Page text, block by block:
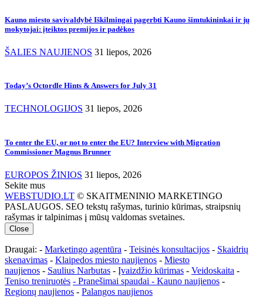
Kauno miesto savivaldybė Iškilmingai pagerbti Kauno šimtukininkai ir jų
mokytojai: įteiktos premijos ir padėkos
ŠALIES NAUJIENOS 31 liepos, 2026
Today’s Octordle Hints & Answers for July 31
TECHNOLOGIJOS 31 liepos, 2026
To enter the EU, or not to enter the EU? Interview with Migration
Commissioner Magnus Brunner
EUROPOS ŽINIOS 31 liepos, 2026
Sekite mus
WEBSTUDIO.LT © SKAITMENINIO MARKETINGO
PASLAUGOS. SEO tekstų rašymas, turinio kūrimas, straipsnių
rašymas ir talpinimas į mūsų valdomas svetaines.
Close
Draugai: - Marketingo agentūra - Teisinės konsultacijos - Skaidrių
skenavimas - Klaipedos miesto naujienos - Miesto
naujienos - Saulius Narbutas - Įvaizdžio kūrimas - Veidoskaita -
Teniso treniruotės - Pranešimai spaudai - Kauno naujienos -
Regionų naujienos - Palangos naujienos